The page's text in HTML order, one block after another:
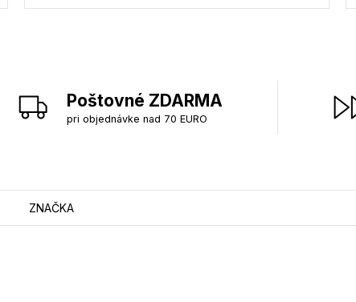
Poštovné ZDARMA
pri objednávke nad 70 EURO
ZNAČKA